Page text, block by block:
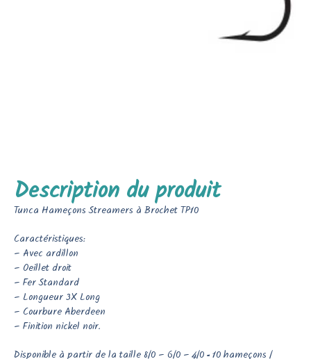
Description du produit
Tunca Hameçons Streamers à Brochet TP10
Caractéristiques:
– Avec ardillon
– Oeillet droit
– Fer Standard
– Longueur 3X Long
– Courbure Aberdeen
– Finition nickel noir.
Disponible à partir de la taille 8/0 – 6/0 – 4/0 = 10 hameçons /